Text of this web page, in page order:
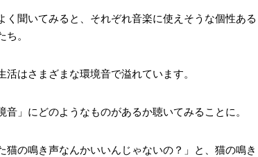
く聞いてみると、それぞれ音楽に使えそうな個性ある
。
はさまざまな環境音で溢れています。
」にどのようなものがあるか聴いてみることに。
猫の鳴き声なんかいいんじゃないの？」と、猫の鳴き